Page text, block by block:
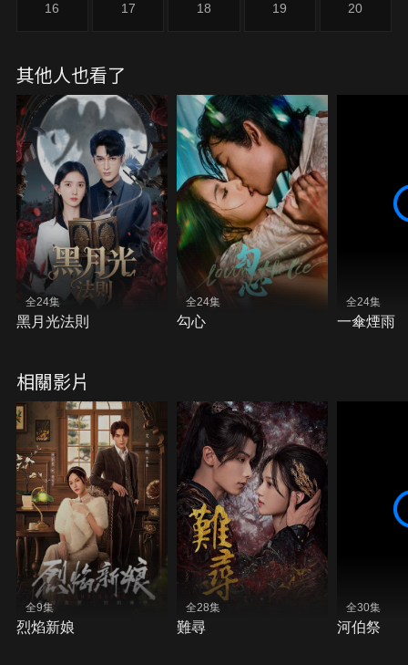
16 17 18 19 20
其他人也看了
全24集
黑月光法則
全24集
勾心
全24集
一傘煙雨
相關影片
全9集
烈焰新娘
全28集
難尋
全30集
河伯祭